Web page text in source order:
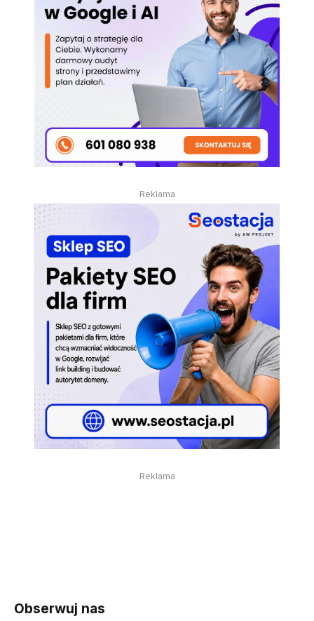
Reklama
Reklama
Obserwuj nas